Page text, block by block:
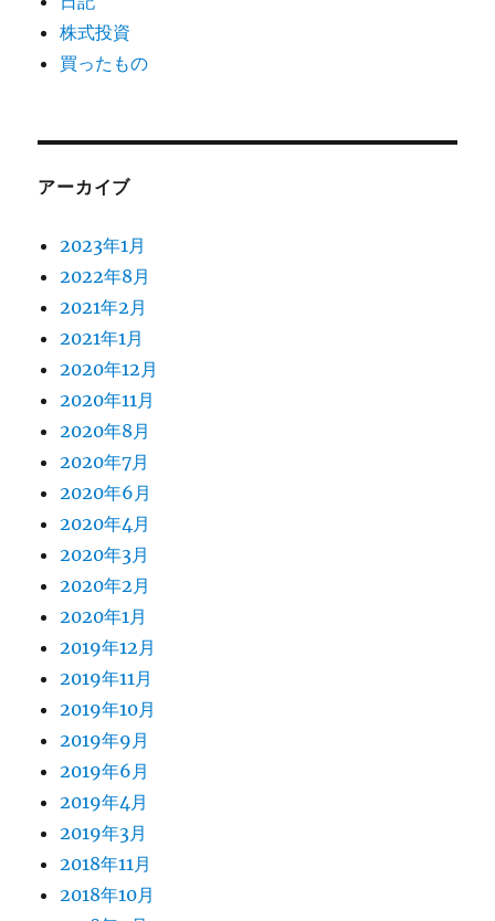
株式投資
買ったもの
アーカイブ
2023年1月
2022年8月
2021年2月
2021年1月
2020年12月
2020年11月
2020年8月
2020年7月
2020年6月
2020年4月
2020年3月
2020年2月
2020年1月
2019年12月
2019年11月
2019年10月
2019年9月
2019年6月
2019年4月
2019年3月
2018年11月
2018年10月